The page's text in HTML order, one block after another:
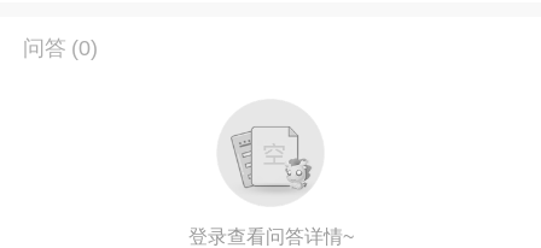
问答 (0)
登录查看问答详情~